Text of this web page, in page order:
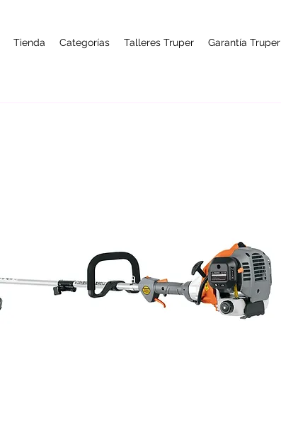
Tienda Categorías Talleres Truper Garantía Truper